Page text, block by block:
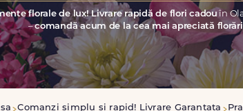
florale de lux! Livrare rapidă de flori cadou în
–comandă acum de la cea mai apreciată
Comanzi simplu și rapid! Livrare Garantata